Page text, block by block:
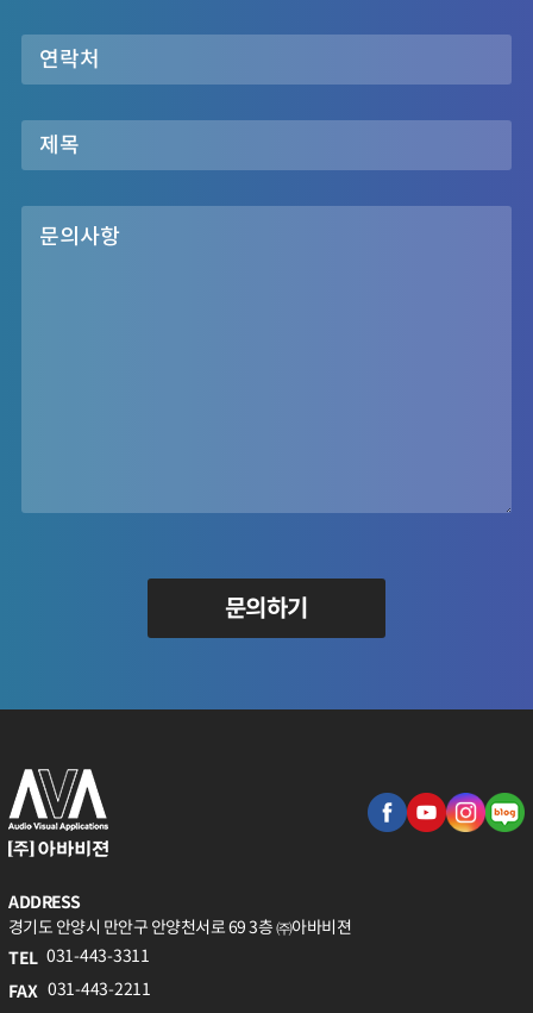
문의하기
ADDRESS
경기도 안양시 만안구 안양천서로 69 3층 ㈜아바비젼
TEL 031-443-3311
FAX 031-443-2211